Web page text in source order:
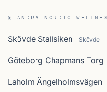
§ ANDRA NORDIC
Skövde Stallsiken Skövde
Göteborg Chapmans Torg
Laholm Ängelholmsvägen